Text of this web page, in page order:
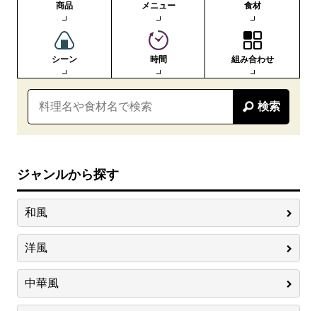
商品 メニュー 食材
シーン 時間 組み合わせ
検索
ジャンルから探す
和風
洋風
中華風